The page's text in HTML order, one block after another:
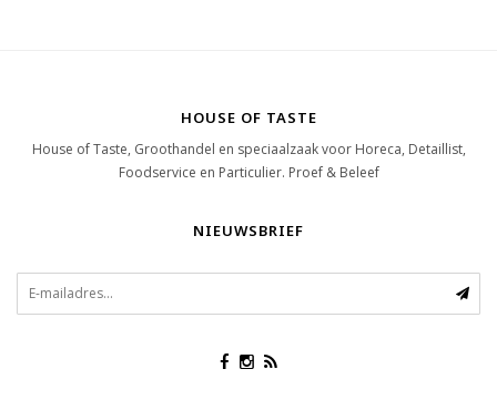
HOUSE OF TASTE
House of Taste, Groothandel en speciaalzaak voor Horeca, Detaillist,
Foodservice en Particulier. Proef & Beleef
NIEUWSBRIEF